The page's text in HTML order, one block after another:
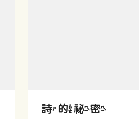
詩的祕密